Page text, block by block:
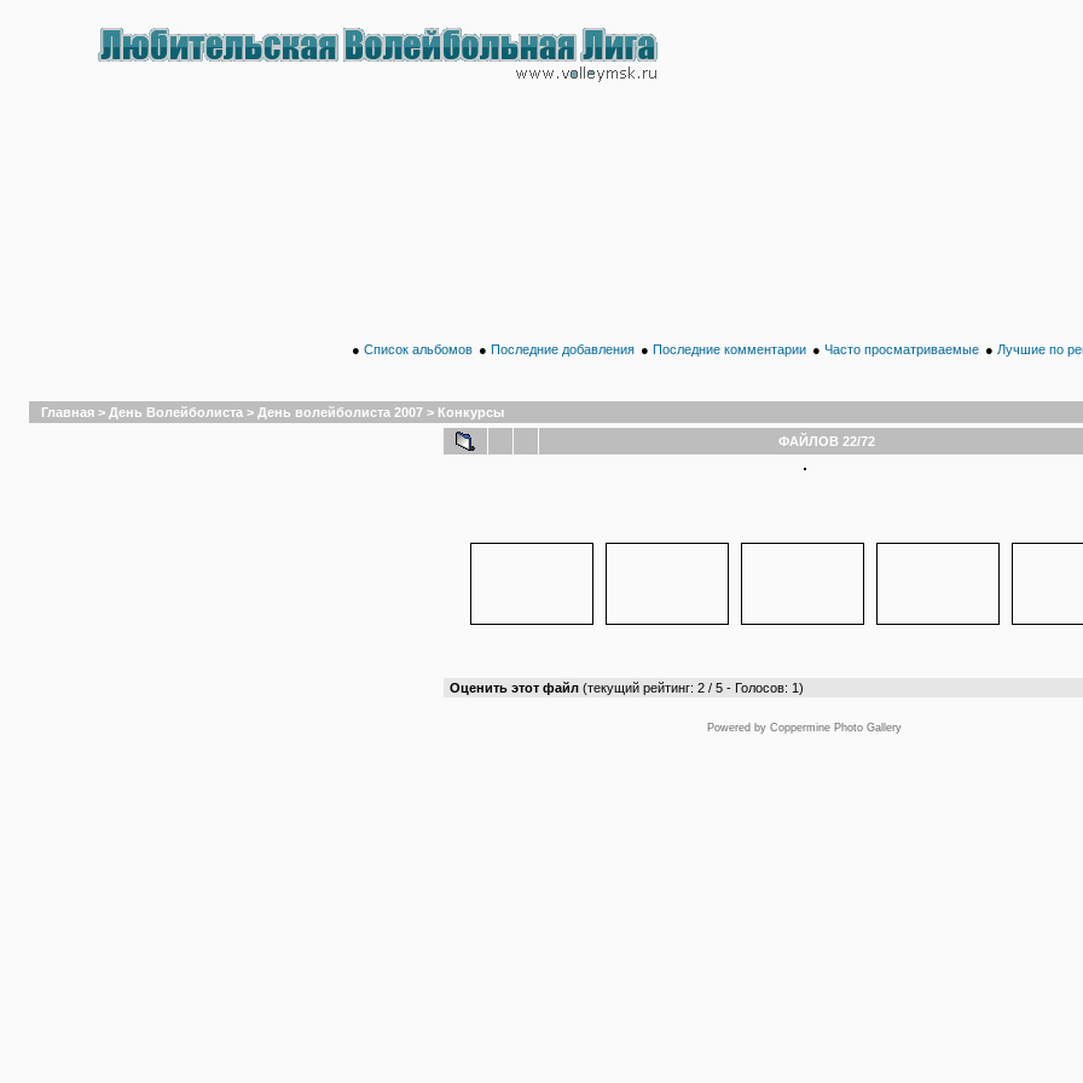
● Список альбомов ● Последние добавления ● Последние комментарии ● Часто просматриваемые ● Лучшие по
Главная > День Волейболиста > День волейболиста 2007 > Конкурсы
ФАЙЛОВ 22/72
Оценить этот файл (текущий рейтинг: 2 / 5 - Голосов: 1)
Powered by Coppermine Photo Gallery